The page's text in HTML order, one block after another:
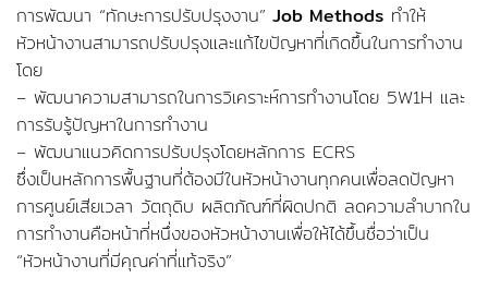
การพัฒนา “ทักษะการปรับปรุงงาน” Job Methods ทำให้
หัวหน้างานสามารถปรับปรุงและแก้ไขปัญหาที่เกิดขึ้นในการทำงาน
โดย
– พัฒนาความสามารถในการวิเคราะห์การทำงานโดย 5W1H และ
การรับรู้ปัญหาในการทำงาน
– พัฒนาแนวคิดการปรับปรุงโดยหลักการ ECRS
ซึ่งเป็นหลักการพื้นฐานที่ต้องมีในหัวหน้างานทุกคนเพื่อลดปัญหา
การศูนย์เสียเวลา วัตถุดิบ ผลิตภัณฑ์ที่ผิดปกติ ลดความลำบากใน
การทำงานคือหน้าที่หนึ่งของหัวหน้างานเพื่อให้ได้ขึ้นชื่อว่าเป็น
“หัวหน้างานที่มีคุณค่าที่แท้จริง”